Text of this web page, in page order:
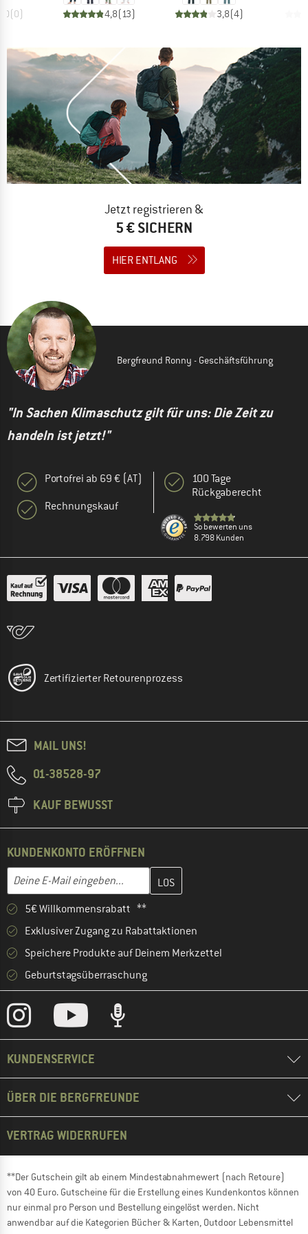
(0) 4,8( 13) 3,8(4)
Jetzt registrieren &
5 € SICHERN
HIER ENTLANG
Bergfreund Ronny - Geschäftsführung
"In Sachen Klimaschutz gilt für uns: Die Zeit zu
handeln ist jetzt!"
Portofrei ab 69 € (AT)
Rechnungskauf
100 Tage
Rückgaberecht
So bewerten uns
8.798 Kunden
Zertifizierter Retourenprozess
MAIL UNS!
01-38528-97
KAUF BEWUSST
KUNDENKONTO ERÖFFNEN
E-Mail-Adresse
Gib hier deine E-Mail-Adresse ein und erstelle im nächsten
5€ Willkommensrabatt **
Exklusiver Zugang zu Rabattaktionen
Speichere Produkte auf Deinem Merkzettel
Geburtstagsüberraschung
KUNDENSERVICE
ÜBER DIE BERGFREUNDE
VERTRAG WIDERRUFEN
**Der Gutschein gilt ab einem Mindestabnahmewert (nach Retoure)
von 40 Euro. Gutscheine für die Erstellung eines Kundenkontos können
nur einmal pro Person und Bestellung eingelöst werden. Nicht
anwendbar auf die Kategorien Bücher & Karten, Outdoor Lebensmittel